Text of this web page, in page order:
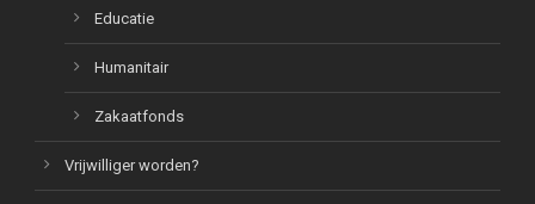
Educatie
Humanitair
Zakaatfonds
Vrijwilliger worden?